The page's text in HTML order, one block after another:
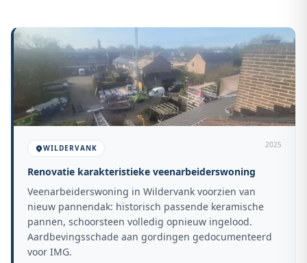
WILDERVANK 2025
Renovatie karakteristieke veenarbeiderswoning
Veenarbeiderswoning in Wildervank voorzien van
nieuw pannendak: historisch passende keramische
pannen, schoorsteen volledig opnieuw ingelood.
Aardbevingsschade aan gordingen gedocumenteerd
voor IMG.